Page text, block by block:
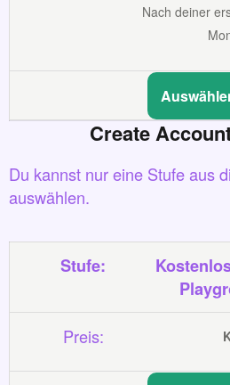
Nach deiner
Create
Du kannst nur eine Stufe aus
auswählen.